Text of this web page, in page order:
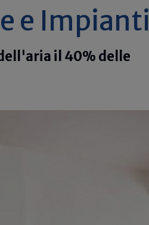
e Impianti
il 40% delle